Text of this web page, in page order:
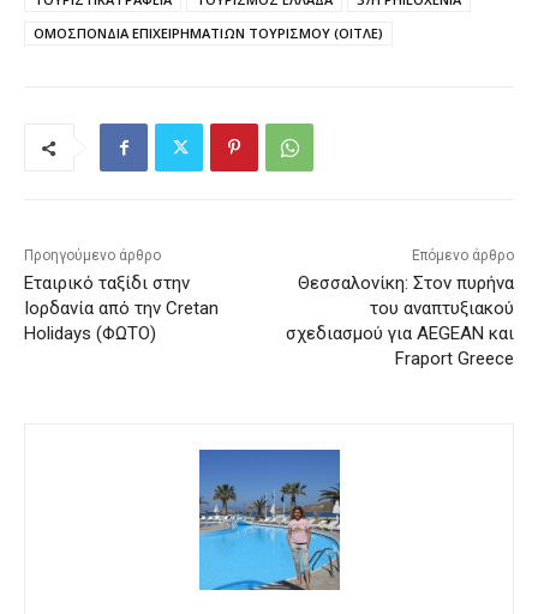
ΟΜΟΣΠΟΝΔΙΑ ΕΠΙΧΕΙΡΗΜΑΤΙΩΝ ΤΟΥΡΙΣΜΟΥ (ΟΙΤΛΕ)
Προηγούμενο άρθρο
Εταιρικό ταξίδι στην
Ιορδανία από την Cretan
Holidays (ΦΩΤΟ)
Επόμενο άρθρο
Θεσσαλονίκη: Στον πυρήνα
του αναπτυξιακού
σχεδιασμού για AEGEAN και
Fraport Greece